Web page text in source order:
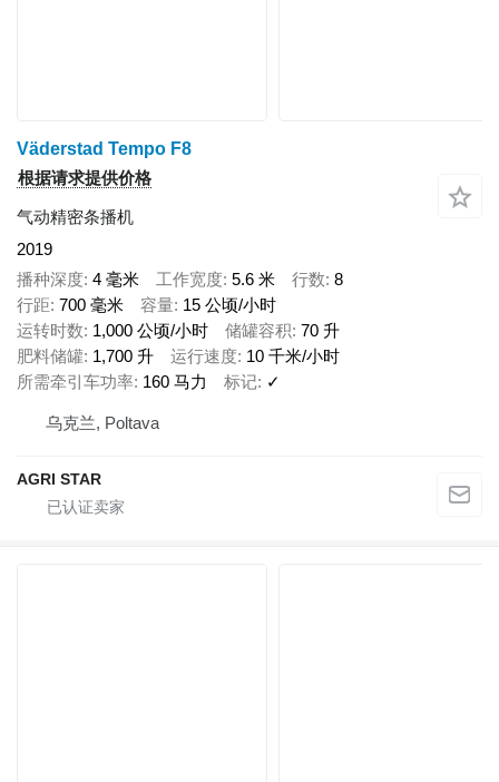
Väderstad Tempo F8
根据请求提供价格
气动精密条播机
2019
播种深度 4 毫米 工作宽度 5.6 米 行数 8
行距 700 毫米 容量 15 公顷/小时
运转时数 1,000 公顷/小时 储罐容积 70 升
肥料储罐 1,700 升 运行速度 10 千米/小时
所需牵引车功率 160 马力 标记 ✓
乌克兰, Poltava
AGRI STAR